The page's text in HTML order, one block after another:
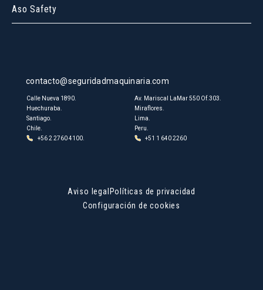
Aso Safety
contacto@seguridadmaquinaria.com
Calle Nueva 1890.
Huechuraba.
Santiago.
Chile.
+56 2 2760 4100.
Av. Mariscal LaMar 550 Of.303.
Miraflores.
Lima.
Peru.
+51 1 640 2260
Aviso legal Políticas de privacidad
Configuración de cookies